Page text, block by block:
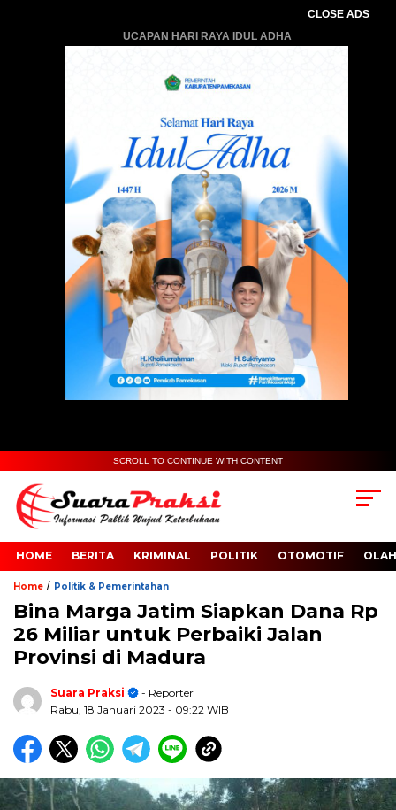
CLOSE ADS
UCAPAN HARI RAYA IDUL ADHA
SCROLL TO CONTINUE WITH CONTENT
HOME BERITA KRIMINAL POLITIK OTOMOTIF
Home / Politik & Pemerintahan
Bina Marga Jatim Siapkan Dana Rp
26 Miliar untuk Perbaiki Jalan
Provinsi di Madura
Suara Praksi
- Reporter
Rabu, 18 Januari 2023 - 09:22 WIB